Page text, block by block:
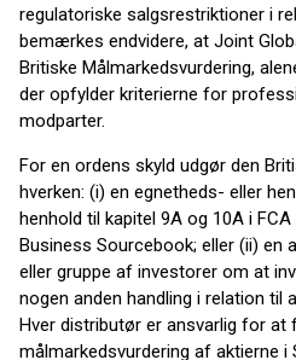
regulatoriske salgsrestriktioner i
bemærkes endvidere, at Joint
Britiske Målmarkedsvurdering,
der opfylder kriterierne for
modparter.
For en ordens skyld udgør den
hverken: (i) en egnetheds- eller
henhold til kapitel 9A og 10A i
Business Sourcebook; eller (ii) en
eller gruppe af investorer om at
nogen anden handling i relation til
Hver distributør er ansvarlig for at
målmarkedsvurdering af aktierne